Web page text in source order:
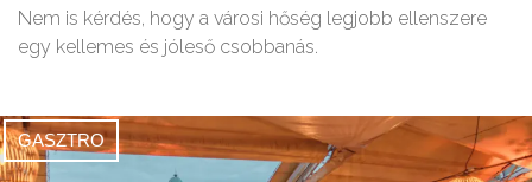
Nem is kérdés, hogy a városi hőség legjobb ellenszere
egy kellemes és jóleső csobbanás.
GASZTRO